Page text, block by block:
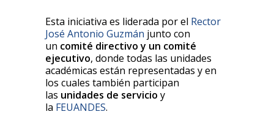
Esta iniciativa es liderada por el Rector
José Antonio Guzmán junto con
un comité directivo y un comité
ejecutivo, donde todas las unidades
académicas están representadas y en
los cuales también participan
las unidades de servicio y
la FEUANDES.